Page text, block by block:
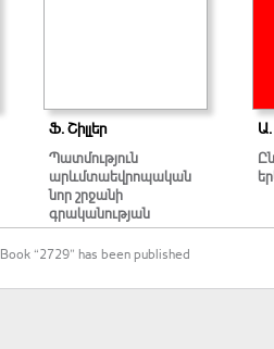
Ֆ. Շիլլեր
Պատմություն
արևմտաեվրոպական
նոր շրջանի
գրականության
Ա.
Book “2729” has been published